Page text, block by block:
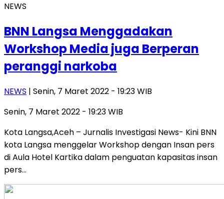
NEWS
BNN Langsa Menggadakan
Workshop Media juga Berperan
peranggi narkoba
NEWS | Senin, 7 Maret 2022 - 19:23 WIB
Senin, 7 Maret 2022 - 19:23 WIB
Kota Langsa,Aceh – Jurnalis Investigasi News- Kini BNN
kota Langsa menggelar Workshop dengan Insan pers
di Aula Hotel Kartika dalam penguatan kapasitas insan
pers…